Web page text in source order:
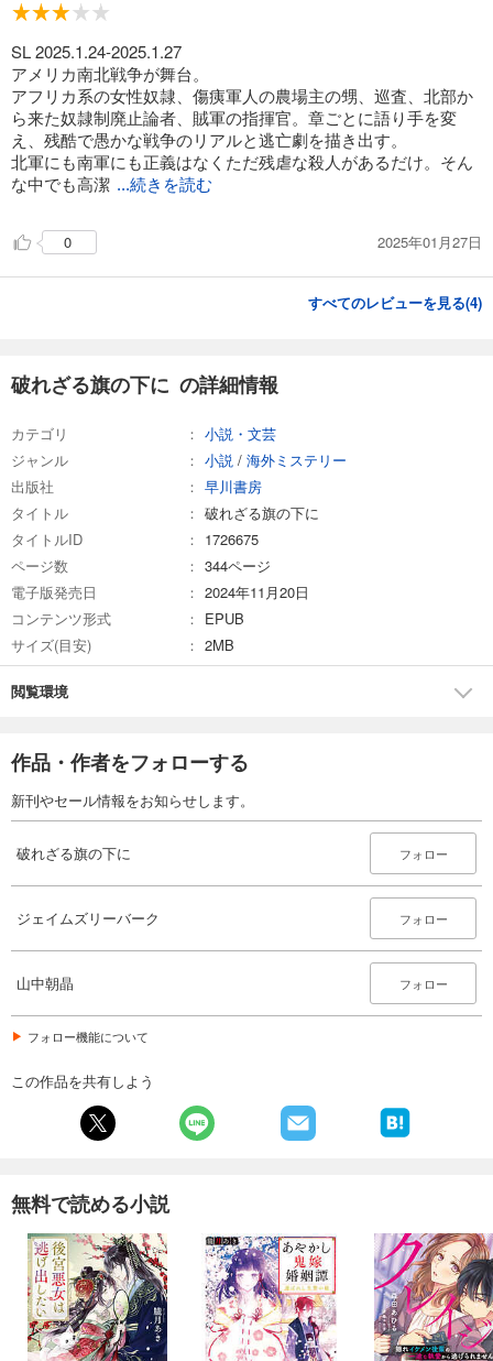
SL 2025.1.24-2025.1.27
アメリカ南北戦争が舞台。
アフリカ系の女性奴隷、傷痍軍人の農場主の甥、巡査、北部か
ら来た奴隷制廃止論者、賊軍の指揮官。章ごとに語り手を変
え、残酷で愚かな戦争のリアルと逃亡劇を描き出す。
北軍にも南軍にも正義はなくただ残虐な殺人があるだけ。そん
な中でも高潔 ...続きを読む
0 2025年01月27日
すべてのレビューを見る(4)
破れざる旗の下に の詳細情報
カテゴリ
小説・文芸
ジャンル
小説 / 海外ミステリー
出版社
早川書房
タイトル
破れざる旗の下に
タイトルID
1726675
ページ数
344ページ
電子版発売日
2024年11月20日
コンテンツ形式
EPUB
サイズ(目安)
2MB
閲覧環境
作品・作者をフォローする
新刊やセール情報をお知らせします。
破れざる旗の下に フォロー
ジェイムズリーバーク フォロー
山中朝晶 フォロー
フォロー機能について
この作品を共有しよう
無料で読める小説